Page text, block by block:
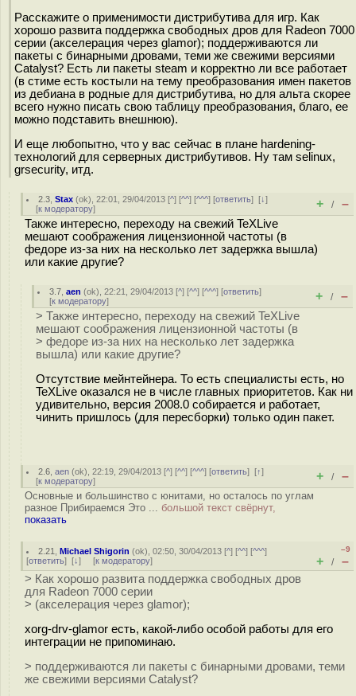
Расскажите о применимости дистрибутива для игр. Как
хорошо развита поддержка свободных дров для Radeon 7000
серии (акселерация через glamor); поддерживаются ли
пакеты с бинарными дровами, теми же свежими версиями
Catalyst? Есть ли пакеты steam и корректно ли все работает
(в стиме есть костыли на тему преобразования имен пакетов
из дебиана в родные для дистрибутива, но для альта скорее
всего нужно писать свою таблицу преобразования, благо, ее
можно подставить внешнюю).
И еще любопытно, что у вас сейчас в плане hardening-
технологий для серверных дистрибутивов. Ну там selinux,
grsecurity, итд.
2.3 ,Stax (ok), 22:01, 29/04/2013 [^] [^^] [^^^] [ответить][↓]
[к модератору] + / –
Также интересно, переходу на свежий TeXLive
мешают соображения лицензионной частоты (в
федоре из-за них на несколько лет задержка вышла)
или какие другие?
3.7 ,aen (ok), 22:21, 29/04/2013 [^] [^^] [^^^] [ответить]
[к модератору] + / –
> Также интересно, переходу на свежий TeXLive
мешают соображения лицензионной частоты (в
> федоре из-за них на несколько лет задержка
вышла) или какие другие?
Отсутствие мейнтейнера. То есть специалисты есть, но
TeXLive оказался не в числе главных приоритетов. Как ни
удивительно, версия 2008.0 собирается и работает,
чинить пришлось (для пересборки) только один пакет.
2.6 ,aen (ok), 22:19, 29/04/2013 [^] [^^] [^^^] [ответить][↑]
[к модератору] + / –
Основные и большинство с юнитами, но осталось по углам
разное Прибираемся Это ... большой текст свёрнут,
показать
2.21 ,Michael Shigorin (ok), 02:50, 30/04/2013 [^] [^^] [^^^]
[ответить] [↓] [к модератору]
–9
+ / –
> Как хорошо развита поддержка свободных дров
для Radeon 7000 серии
> (акселерация через glamor);
xorg-drv-glamor есть, какой-либо особой работы для его
интеграции не припоминаю.
> поддерживаются ли пакеты с бинарными дровами, теми
же свежими версиями Catalyst?